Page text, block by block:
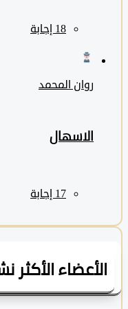
روان المحمد
الاسهال
الأكثر نشاطاً